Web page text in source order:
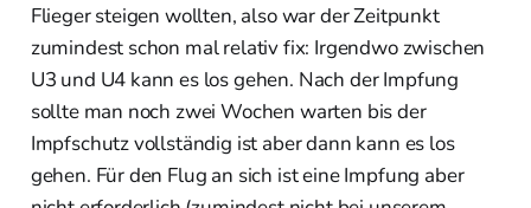
Flieger steigen wollten, also war der Zeitpunkt
zumindest schon mal relativ fix: Irgendwo zwischen
U3 und U4 kann es los gehen. Nach der Impfung
sollte man noch zwei Wochen warten bis der
Impfschutz vollständig ist aber dann kann es los
gehen. Für den Flug an sich ist eine Impfung aber